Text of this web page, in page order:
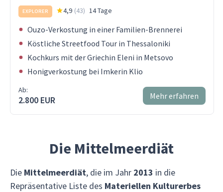
EXPLORER 4,9 (43) 14 Tage
Ouzo-Verkostung in einer Familien-Brennerei
Köstliche Streetfood Tour in Thessaloniki
Kochkurs mit der Griechin Eleni in Metsovo
Honigverkostung bei Imkerin Klio
Ab:
2.800 EUR Mehr erfahren
Die Mittelmeerdiät
Die Mittelmeerdiät, die im Jahr 2013 in die
Repräsentative Liste des Materiellen Kulturerbes